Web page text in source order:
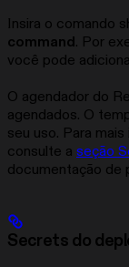
Insira o comando
command. Por
você pode
O agendador do
agendados. O
seu uso. Para
consulte a seção
documentação de
Secrets do